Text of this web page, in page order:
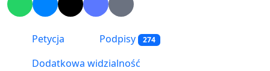
Petycja Podpisy 274
Dodatkowa widzialność